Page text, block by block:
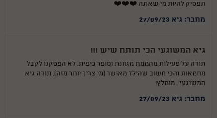
תפסיק להיות מי שאתה ❤️❤️❤️
מחבר: גיא 27/09/23
גיא המשוגעי הכי תותח שיש !!!
תודה על פעילות מהממת מגוונת וסופר כיפית. לא הפסקנו לקבל
מחמאות והכי חשוב שהילד מאושר (מי צריך יותר מזה). תודה גיא
המשוגעי . מומלץ!
מחבר: גיא 27/09/23